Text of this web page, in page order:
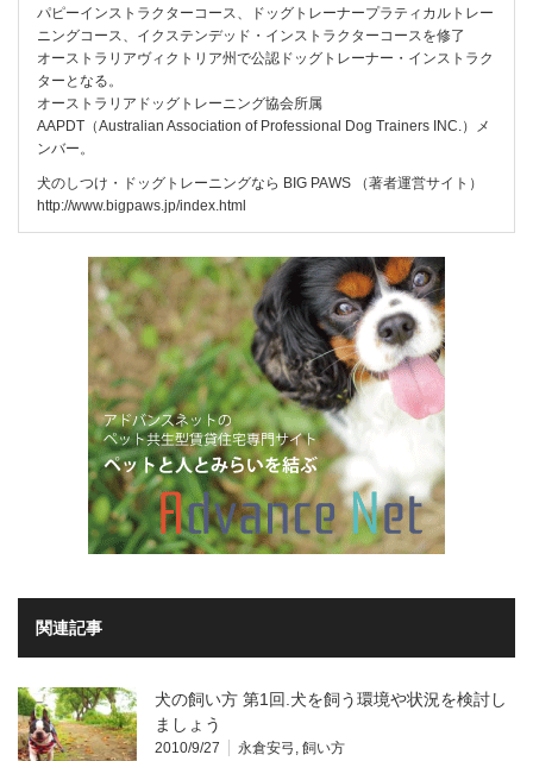
パピーインストラクターコース、ドッグトレーナープラティカルトレー
ニングコース、イクステンデッド・インストラクターコースを修了
オーストラリアヴィクトリア州で公認ドッグトレーナー・インストラク
ターとなる。
オーストラリアドッグトレーニング協会所属
AAPDT（Australian Association of Professional Dog Trainers INC.）メ
ンバー。
犬のしつけ・ドッグトレーニングなら BIG PAWS （著者運営サイト）
http://www.bigpaws.jp/index.html
関連記事
犬の飼い方 第1回.犬を飼う環境や状況を検討し
ましょう
2010/9/27 永倉安弓 飼い方